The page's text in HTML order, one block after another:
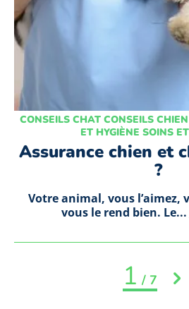
CONSEILS CHAT CONSEILS
ET HYGIÈNE SOINS
Assurance chien et
?
Votre animal, vous l’aimez,
vous le rend bien. Le...
1 / 7